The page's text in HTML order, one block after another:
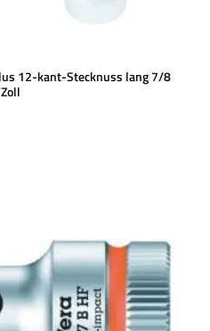
12-kant-Stecknuss lang 7/8
Zoll